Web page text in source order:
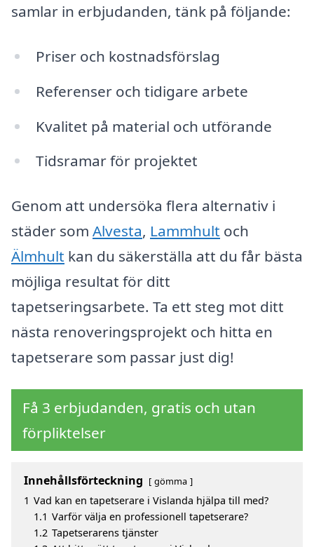
samlar in erbjudanden, tänk på följande:
Priser och kostnadsförslag
Referenser och tidigare arbete
Kvalitet på material och utförande
Tidsramar för projektet
Genom att undersöka flera alternativ i
städer som Alvesta, Lammhult och
Älmhult kan du säkerställa att du får bästa
möjliga resultat för ditt
tapetseringsarbete. Ta ett steg mot ditt
nästa renoveringsprojekt och hitta en
tapetserare som passar just dig!
Få 3 erbjudanden, gratis och utan
förpliktelser
Innehållsförteckning gömma
1 Vad kan en tapetserare i Vislanda hjälpa till med?
1.1 Varför välja en professionell tapetserare?
1.2 Tapetserarens tjänster